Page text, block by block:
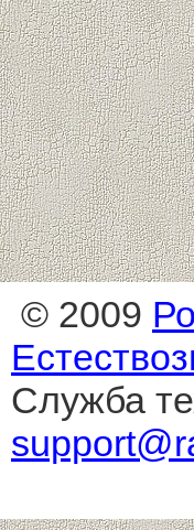
© 2009
Служба